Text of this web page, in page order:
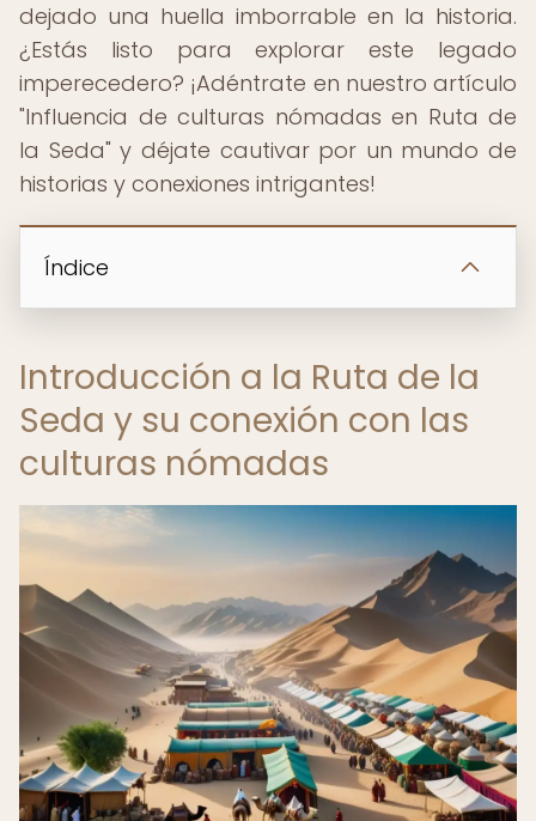
dejado una huella imborrable en la historia.
¿Estás listo para explorar este legado
imperecedero? ¡Adéntrate en nuestro artículo
"Influencia de culturas nómadas en Ruta de
la Seda" y déjate cautivar por un mundo de
historias y conexiones intrigantes!
Índice
Introducción a la Ruta de la
Seda y su conexión con las
culturas nómadas